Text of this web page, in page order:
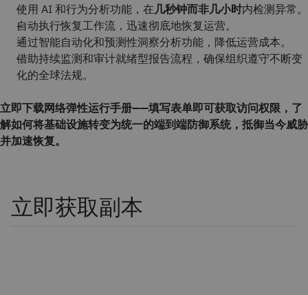
使用 AI 和行为分析功能，在几秒钟而非几小时内检测异常。
自动执行恢复工作流，迅速彻底地恢复运营。
通过智能自动化和预测性洞察分析功能，降低运营成本。
借助持续监测和审计就绪型报告流程，确保组织遵守不断变
化的全球法规。
立即下载网络弹性运行手册——填写表单即可获取访问权限，了
解如何将基础设施转变为统一的端到端防御系统，抵御当今威胁
并加速恢复。
立即获取副本